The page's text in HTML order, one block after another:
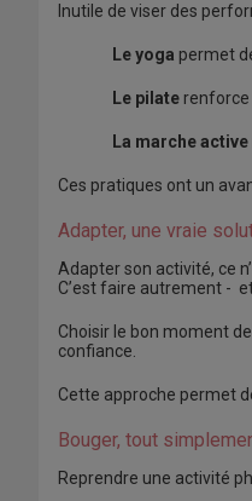
Inutile de viser des
Le yoga permet
Le pilate renforce
La marcheactive
Ces pratiques ont un
Adapter, une vraie
Adapter son activité, ce
C’est faire autrement -
Choisir le bon moment
confiance.
Cette approche permet
Bouger, tout
Reprendre une activité